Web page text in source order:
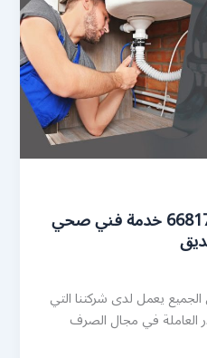
رقم صحي الصديق 66817766 خدمة فني صحي
يعمل لدى شركتنا التي
العاملة في مجال الصرف